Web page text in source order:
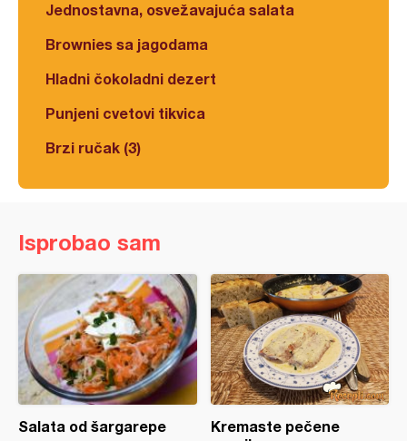
Jednostavna, osvežavajuća salata
Brownies sa jagodama
Hladni čokoladni dezert
Punjeni cvetovi tikvica
Brzi ručak (3)
Isprobao sam
Salata od šargarepe
Kremaste pečene